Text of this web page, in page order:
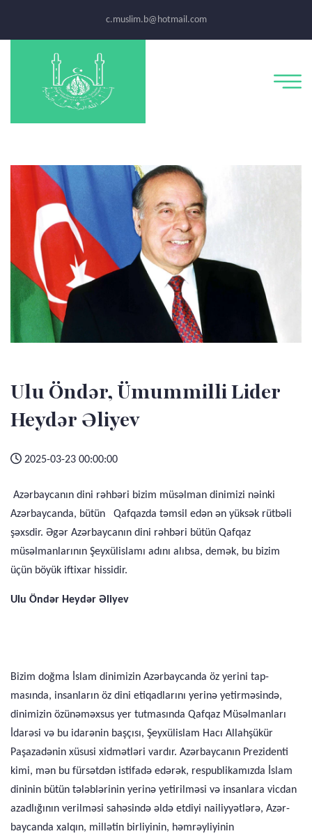
c.muslim.b@hotmail.com
Ulu Öndər, Ümummilli Lider
Heydər Əliyev
2025-03-23 00:00:00
Azərbaycanın dini rəhbəri bizim müsəlman dinimizi nəinki
Azərbaycanda, bütün Qafqazda təmsil edən ən yüksək rütbəli
şəxsdir. Əgər Azərbaycanın dini rəhbəri bütün Qafqaz
müsəlmanlarının Şeyxülislamı adını alıbsa, demək, bu bizim
üçün böyük iftixar hissidir.
Ulu Öndər Heydər Əliyev
Bizim doğma İslam dinimizin Azərbaycanda öz yerini tap­
masında, insanların öz dini etiqadlarını yerinə yetirməsində,
dinimizin özünəməxsus yer tutmasında Qafqaz Müsəlmanları
İdarəsi və bu idarənin başçısı, Şeyxülislam Hacı Allahşükür
Paşazadənin xüsusi xidmətləri vardır. Azərbaycanın Prezidenti
kimi, mən bu fürsətdən istifadə edərək, respublikamızda İslam
dininin bütün tələblərinin yerinə yetirilməsi və insanlara vicdan
azadlığının verilməsi sahəsində əldə etdiyi nailiyyətlərə, Azər­
baycanda xalqın, millətin birliyinin, həmrəyliyinin